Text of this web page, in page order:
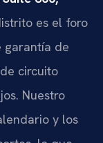
es el foro
garantía de
circuito
Nuestro
y los